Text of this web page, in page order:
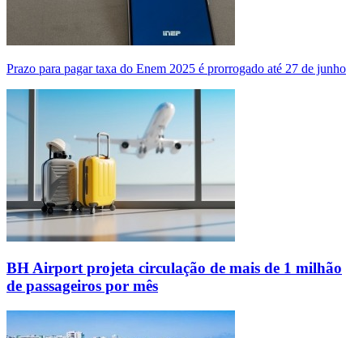
Prazo para pagar taxa do Enem 2025 é prorrogado até 27 de junho
BH Airport projeta circulação de mais de 1 milhão
de passageiros por mês